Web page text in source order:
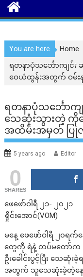
You are here Home
ရတနာပုံသင်္ဘောကျင်း
ဝေယံထွန်းအတွက် ဝမ်း
ရတနာပုံသင်္ဘောက
သေဆုံးသွားတဲ့ ကို
အထိမ်းအမှတ် ပြု
5 years ago Editor
0
SHARES
ဖေဖော်ဝါရီ ၂၁- ၂၀၂၁
ရှိုင်းအောင်(VOM)
မနေ့ ဖေဖော်ဝါရီ ၂၀ရက်
တွေကို ရဲနဲ့ တပ်မတော်က
ဦးခေါင်းပွင့်ပြီး သ
အတွက် သူသေဆုံးခဲ့တဲ့နေရ